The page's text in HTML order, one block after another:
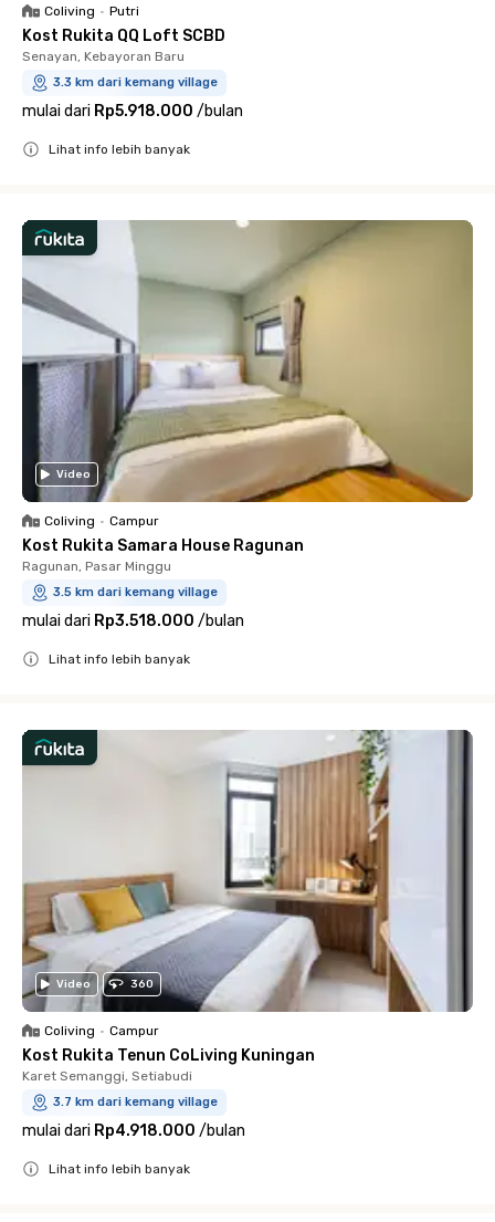
Coliving • Putri
Kost Rukita QQ Loft SCBD
Senayan, Kebayoran Baru
3.3 km dari kemang village
mulai dari Rp5.918.000 /bulan
Lihat info lebih banyak
Video
Coliving • Campur
Kost Rukita Samara House Ragunan
Ragunan, Pasar Minggu
3.5 km dari kemang village
mulai dari Rp3.518.000 /bulan
Lihat info lebih banyak
Video 360
Coliving • Campur
Kost Rukita Tenun CoLiving Kuningan
Karet Semanggi, Setiabudi
3.7 km dari kemang village
mulai dari Rp4.918.000 /bulan
Lihat info lebih banyak